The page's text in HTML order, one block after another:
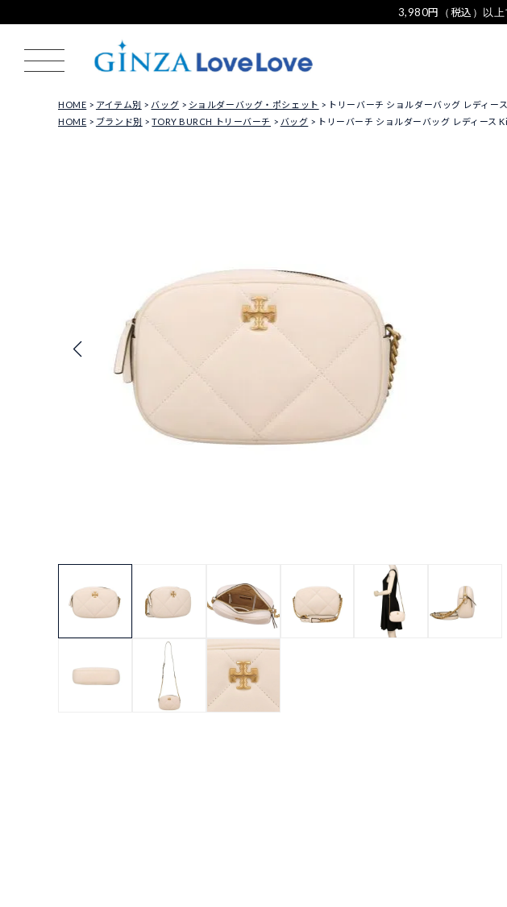
3,980円（税込）以
HOME アイテム別 バッグ ショルダーバッグ・ポシェット
トリーバーチ ショルダーバッグ レディ
HOME
ブランド別 TORY BURCH トリーバーチ バッグ トリーバーチ ショルダーバッグ レディー